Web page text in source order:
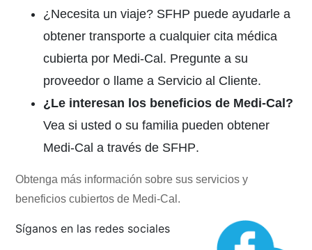
¿Necesita un viaje? SFHP puede ayudarle a
obtener transporte a cualquier cita médica
cubierta por Medi-Cal. Pregunte a su
proveedor o llame a Servicio al Cliente.
¿Le interesan los beneficios de Medi-Cal ?
Vea si usted o su familia pueden obtener
Medi-Cal a través de SFHP.
Obtenga más información sobre susservicios y
beneficios cubiertos de Medi-Cal.
Síganos en las redes sociales